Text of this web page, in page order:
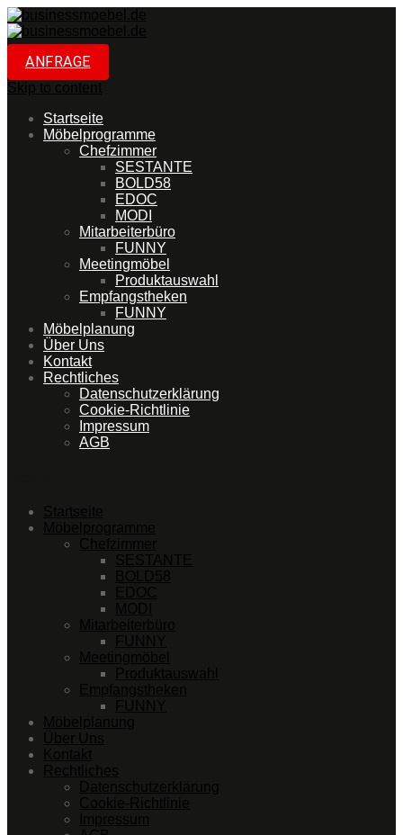
ANFRAGE
Startseite
Möbelprogramme
Chefzimmer
SESTANTE
BOLD58
EDOC
MODI
Mitarbeiterbüro
FUNNY
Meetingmöbel
Produktauswahl
Empfangstheken
FUNNY
Möbelplanung
Über Uns
Kontakt
Rechtliches
Datenschutzerklärung
Cookie-Richtlinie
Impressum
AGB